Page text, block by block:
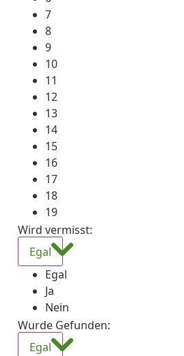
7
8
9
10
11
12
13
14
15
16
17
18
19
Wird vermisst:
Egal
Egal
Ja
Nein
Wurde Gefunden:
Egal